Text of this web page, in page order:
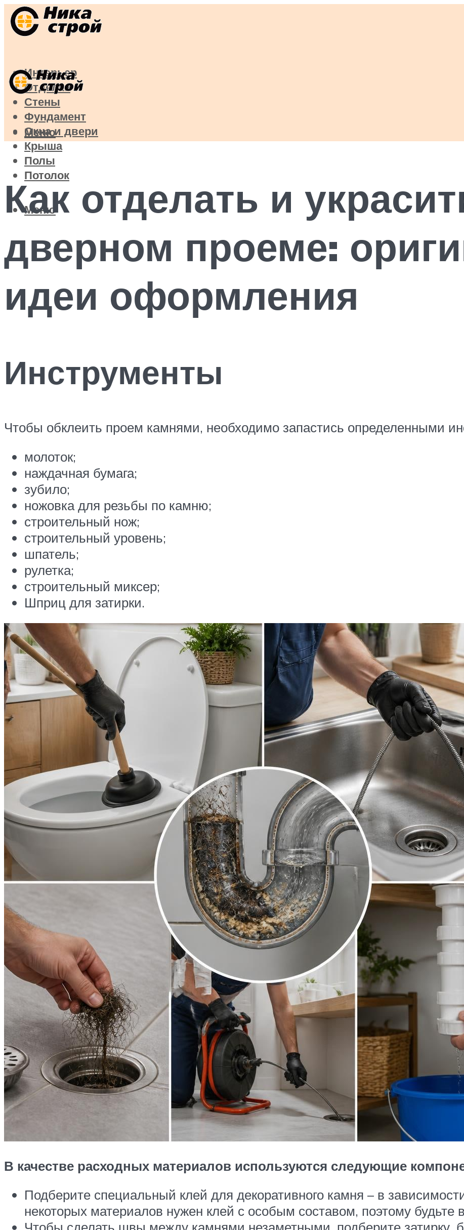
Интерьер
Отделка
Стены
Фундамент
Окна и двери
Крыша
Полы
Потолок
Меню
Меню
Как отделать и
дверном проеме:
идеи оформления
Инструменты
Чтобы обклеить проем камнями, необходимо запастись определенными
молоток;
наждачная бумага;
зубило;
ножовка для резьбы по камню;
строительный нож;
строительный уровень;
шпатель;
рулетка;
строительный миксер;
Шприц для затирки.
В качестве расходных материалов используются следующие
Подберите специальный клей для декоративного камня – в
некоторых материалов нужен клей с особым составом, поэтому будьте